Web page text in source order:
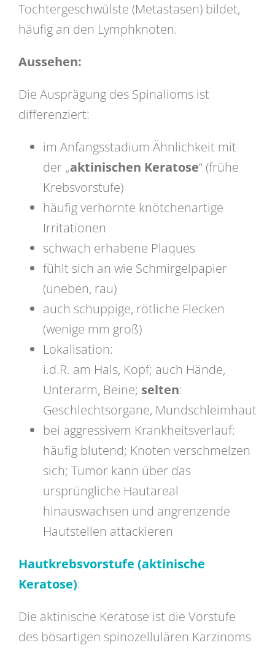
Tochtergeschwülste (Metastasen) bildet,
häufig an den Lymphknoten.
Aussehen:
Die Ausprägung des Spinalioms ist
differenziert:
im Anfangsstadium Ähnlichkeit mit
der „aktinischen Keratose“ (frühe
Krebsvorstufe)
häufig verhornte knötchenartige
Irritationen
schwach erhabene Plaques
fühlt sich an wie Schmirgelpapier
(uneben, rau)
auch schuppige, rötliche Flecken
(wenige mm groß)
Lokalisation:
i.d.R. am Hals, Kopf; auch Hände,
Unterarm, Beine; selten:
Geschlechtsorgane, Mundschleimhaut
bei aggressivem Krankheitsverlauf:
häufig blutend; Knoten verschmelzen
sich; Tumor kann über das
ursprüngliche Hautareal
hinauswachsen und angrenzende
Hautstellen attackieren
Hautkrebsvorstufe (aktinische
Keratose):
Die aktinische Keratose ist die Vorstufe
des bösartigen spinozellulären Karzinoms